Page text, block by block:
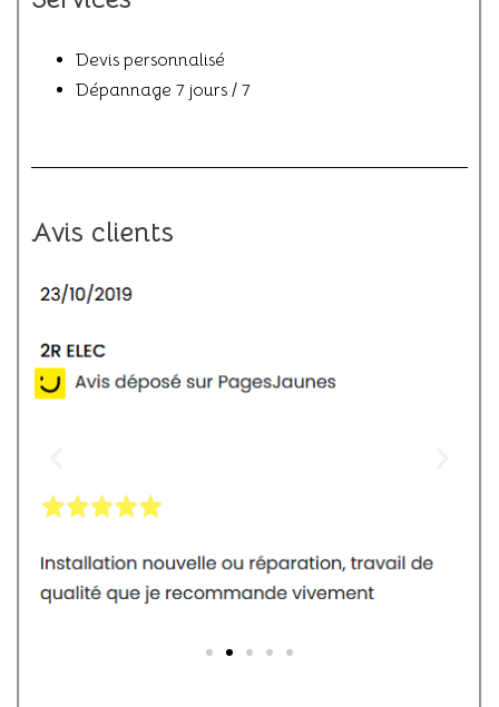
Devis personnalisé
Dépannage 7 jours / 7
Avis clients